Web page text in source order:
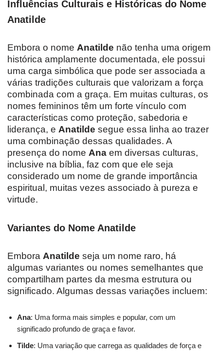
Influências Culturais e Históricas do Nome
Anatilde
Embora o nome Anatilde não tenha uma origem
histórica amplamente documentada, ele possui
uma carga simbólica que pode ser associada a
várias tradições culturais que valorizam a força
combinada com a graça. Em muitas culturas, os
nomes femininos têm um forte vínculo com
características como proteção, sabedoria e
liderança, e Anatilde segue essa linha ao trazer
uma combinação dessas qualidades. A
presença do nome Ana em diversas culturas,
inclusive na bíblia, faz com que ele seja
considerado um nome de grande importância
espiritual, muitas vezes associado à pureza e
virtude.
Variantes do Nome Anatilde
Embora Anatilde seja um nome raro, há
algumas variantes ou nomes semelhantes que
compartilham partes da mesma estrutura ou
significado. Algumas dessas variações incluem:
Ana: Uma forma mais simples e popular, com um
significado profundo de graça e favor.
Tilde: Uma variação que carrega as qualidades de força e